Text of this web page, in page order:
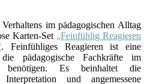
im pädagogischen Alltag
Karten-Set „Feinfühlig Reagieren
. Feinfühliges Reagieren ist eine
pädagogische Fachkräfte im
Es beinhaltet die
und angemessene